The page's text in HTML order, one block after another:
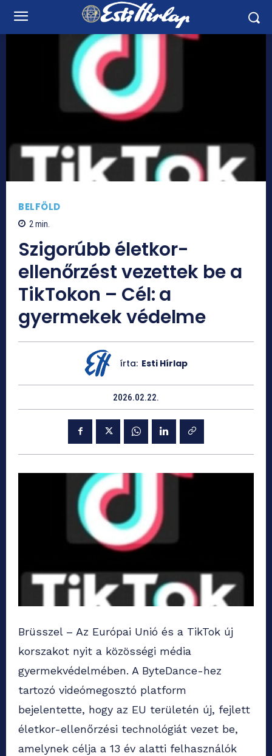
BELFÖLD
2min.
Szigorúbb életkor-
ellenőrzést vezettek be a
TikTokon – Cél: a
gyermekek védelme
írta: Esti Hírlap
2026.02.22.
Brüsszel – Az Európai Unió és a TikTok új
korszakot nyit a közösségi média
gyermekvédelmében. A ByteDance-hez
tartozó videómegosztó platform
bejelentette, hogy az EU területén új, fejlett
életkor-ellenőrzési technológiát vezet be,
amelynek célja a 13 év alatti felhasználók